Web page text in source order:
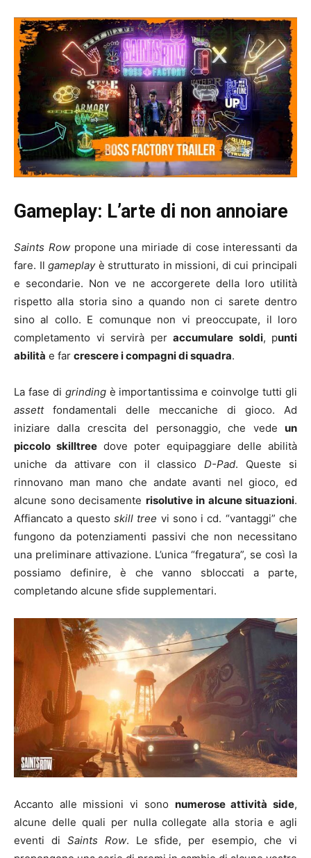
Gameplay: L’arte di non annoiare
Saints Rowpropone una miriade di cose interessanti da
fare. Ilgameplayè strutturato in missioni, di cui principali
e secondarie. Non ve ne accorgerete della loro utilità
rispetto alla storia sino a quando non ci sarete dentro
sino al collo. E comunque non vi preoccupate, il loro
completamento vi servirà per accumulare soldi, punti
abilità e far crescere i compagni di squadra.
La fase di grindingè importantissima e coinvolge tutti gli
assettfondamentali delle meccaniche di gioco. Ad
iniziare dalla crescita del personaggio, che vede un
piccolo skilltree dove poter equipaggiare delle abilità
uniche da attivare con il classicoD-Pad. Queste si
rinnovano man mano che andate avanti nel gioco, ed
alcune sono decisamente risolutive in alcune situazioni.
Affiancato a questo skill tree vi sono i cd. “vantaggi” che
fungono da potenziamenti passivi che non necessitano
una preliminare attivazione. L’unica “fregatura”, se così la
possiamo definire, è che vanno sbloccati a parte,
completando alcune sfide supplementari.
Accanto alle missioni vi sono numerose attività side,
alcune delle quali per nulla collegate alla storia e agli
eventi di Saints Row. Le sfide, per esempio, che vi